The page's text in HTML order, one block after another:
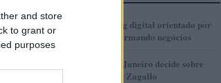
and store
to grant or
purposes
1
Como o marketing digital orientado por
dados está transformando negócios
2
Justiça do Rio de Janeiro decide sobre
divisão de bens de Zagallo